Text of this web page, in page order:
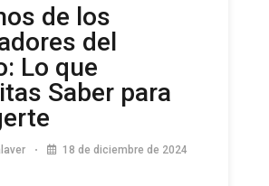
de los
del
Lo que
Saber para
18 de diciembre de 2024